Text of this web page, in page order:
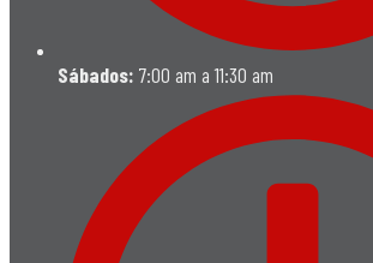
Sábados: 7:00 am a 11:30 am